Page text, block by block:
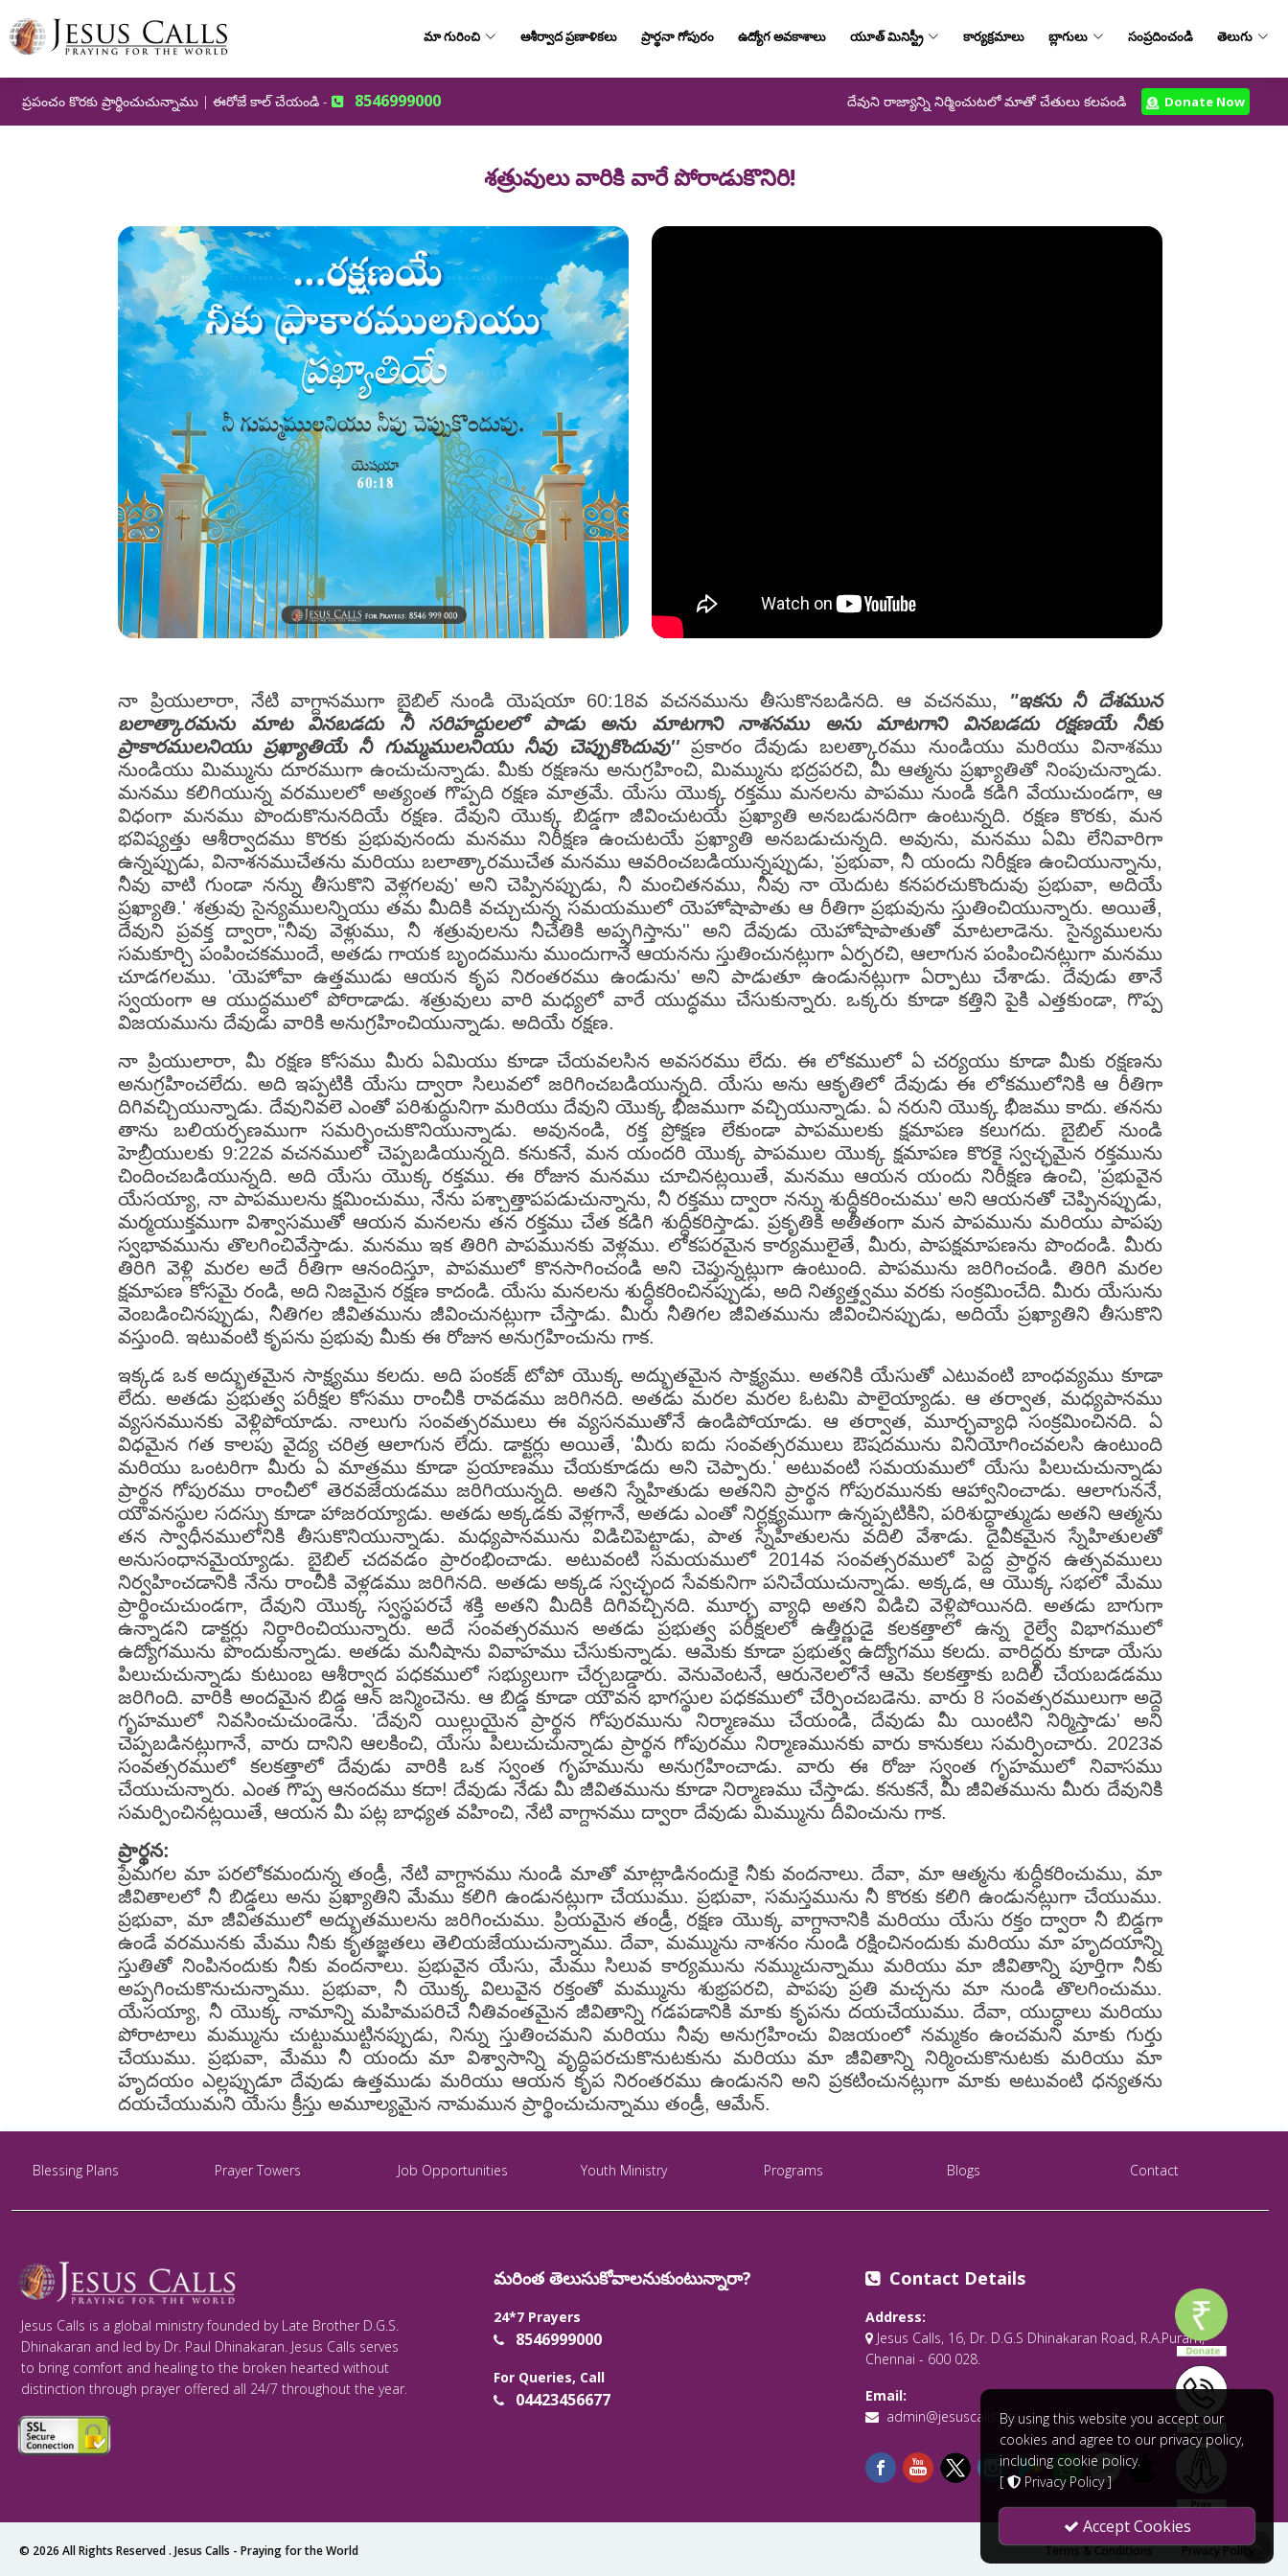
మా గురించి ఆశీర్వాద ప్రణాళికలు ప్రార్థనా గోపురం ఉద్యోగ అవకాశాలు యూత్‌ మినిస్ట్రీ కార్యక్రమాలు బ్లాగులు సంప్రదించండి తెలుగు
ప్రపంచం కొరకు ప్రార్థించుచున్నాము | ఈరోజే కాల్ చేయండి - 8546999000 దేవుని రాజ్యాన్ని నిర్మించుటలో మాతో చేతులు కలపండి Donate Now
శత్రువులు వారికి వారే పోరాడుకొనిరి!
నా ప్రియులారా, నేటి వాగ్దానముగా బైబిల్ నుండి యెషయా 60:18వ వచనమును తీసుకొనబడినది. ఆ వచనము, "ఇకను నీ దేశమున
బలాత్కారమను మాట వినబడదు నీ సరిహద్దులలో పాడు అను మాటగాని నాశనము అను మాటగాని వినబడదు రక్షణయే నీకు
ప్రాకారములనియు ప్రఖ్యాతియే నీ గుమ్మములనియు నీవు చెప్పుకొందువు''ప్రకారం దేవుడు బలత్కారము నుండియు మరియు వినాశము
నుండియు మిమ్మును దూరముగా ఉంచుచున్నాడు. మీకు రక్షణను అనుగ్రహించి, మిమ్మును భద్రపరచి, మీ ఆత్మను ప్రఖ్యాతితో నింపుచున్నాడు.
మనము కలిగియున్న వరములలో అత్యంత గొప్పది రక్షణ మాత్రమే. యేసు యొక్క రక్తము మనలను పాపము నుండి కడిగి వేయుచుండగా, ఆ
విధంగా మనము పొందుకొనునదియే రక్షణ. దేవుని యొక్క బిడ్డగా జీవించుటయే ప్రఖ్యాతి అనబడునదిగా ఉంటున్నది. రక్షణ కొరకు, మన
భవిష్యత్తు ఆశీర్వాదము కొరకు ప్రభువునందు మనము నిరీక్షణ ఉంచుటయే ప్రఖ్యాతి అనబడుచున్నది. అవును, మనము ఏమి లేనివారిగా
ఉన్నప్పుడు, వినాశనముచేతను మరియు బలాత్కారముచేత మనము ఆవరించబడియున్నప్పుడు, 'ప్రభువా, నీ యందు నిరీక్షణ ఉంచియున్నాను,
నీవు వాటి గుండా నన్ను తీసుకొని వెళ్లగలవు' అని చెప్పినప్పుడు, నీ మంచితనము, నీవు నా యెదుట కనపరచుకొందువు ప్రభువా, అదియే
ప్రఖ్యాతి.' శత్రువు సైన్యములన్నియు తమ మీదికి వచ్చుచున్న సమయములో యెహోషాపాతు ఆ రీతిగా ప్రభువును స్తుతించియున్నారు. అయితే,
దేవుని ప్రవక్త ద్వారా,"నీవు వెళ్లుము, నీ శత్రువులను నీచేతికి అప్పగిస్తాను'' అని దేవుడు యెహోషాపాతుతో మాటలాడెను. సైన్యములను
సమకూర్చి పంపించకముందే, అతడు గాయక బృందమును ముందుగానే ఆయనను స్తుతించునట్లుగా ఏర్పరచి, ఆలాగున పంపించినట్లుగా మనము
చూడగలము. 'యెహోవా ఉత్తముడు ఆయన కృప నిరంతరము ఉండును' అని పాడుతూ ఉండునట్లుగా ఏర్పాటు చేశాడు. దేవుడు తానే
స్వయంగా ఆ యుద్ధములో పోరాడాడు. శత్రువులు వారి మధ్యలో వారే యుద్ధము చేసుకున్నారు. ఒక్కరు కూడా కత్తిని పైకి ఎత్తకుండా, గొప్ప
విజయమును దేవుడు వారికి అనుగ్రహించియున్నాడు. అదియే రక్షణ.
నా ప్రియులారా, మీ రక్షణ కోసము మీరు ఏమియు కూడా చేయవలసిన అవసరము లేదు. ఈ లోకములో ఏ చర్యయు కూడా మీకు రక్షణను
అనుగ్రహించలేదు. అది ఇప్పటికి యేసు ద్వారా సిలువలో జరిగించబడియున్నది. యేసు అను ఆకృతిలో దేవుడు ఈ లోకములోనికి ఆ రీతిగా
దిగివచ్చియున్నాడు. దేవునివలె ఎంతో పరిశుద్ధునిగా మరియు దేవుని యొక్క భీజముగా వచ్చియున్నాడు. ఏ నరుని యొక్క భీజము కాదు. తనను
తాను బలియర్పణముగా సమర్పించుకొనియున్నాడు. అవునండి, రక్త ప్రోక్షణ లేకుండా పాపములకు క్షమాపణ కలుగదు. బైబిల్ నుండి
హెబ్రీయులకు 9:22వ వచనములో చెప్పబడియున్నది. కనుకనే, మన యందరి యొక్క పాపముల యొక్క క్షమాపణ కొరకై స్వచ్ఛమైన రక్తమును
చిందించబడియున్నది. అది యేసు యొక్క రక్తము. ఈ రోజున మనము చూచినట్లయితే, మనము ఆయన యందు నిరీక్షణ ఉంచి, 'ప్రభువైన
యేసయ్యా, నా పాపములను క్షమించుము, నేను పశ్చాత్తాపపడుచున్నాను, నీ రక్తము ద్వారా నన్ను శుద్ధీకరించుము' అని ఆయనతో చెప్పినప్పుడు,
మర్మయుక్తముగా విశ్వాసముతో ఆయన మనలను తన రక్తము చేత కడిగి శుద్ధీకరిస్తాడు. ప్రకృతికి అతీతంగా మన పాపమును మరియు పాపపు
స్వభావమును తొలగించివేస్తాడు. మనము ఇక తిరిగి పాపమునకు వెళ్లము. లోకపరమైన కార్యములైతే, మీరు, పాపక్షమాపణను పొందండి. మీరు
తిరిగి వెళ్లి మరల అదే రీతిగా ఆనందిస్తూ, పాపములో కొనసాగించండి అని చెప్తున్నట్లుగా ఉంటుంది. పాపమును జరిగించండి. తిరిగి మరల
క్షమాపణ కోసమై రండి, అది నిజమైన రక్షణ కాదండి. యేసు మనలను శుద్ధీకరించినప్పుడు, అది నిత్యత్త్వము వరకు సంక్రమించేది. మీరు యేసును
వెంబడించినప్పుడు, నీతిగల జీవితమును జీవించునట్లుగా చేస్తాడు. మీరు నీతిగల జీవితమును జీవించినప్పుడు, అదియే ప్రఖ్యాతిని తీసుకొని
వస్తుంది. ఇటువంటి కృపను ప్రభువు మీకు ఈ రోజున అనుగ్రహించును గాక.
ఇక్కడ ఒక అద్భుతమైన సాక్ష్యము కలదు. అది పంకజ్ టోపో యొక్క అద్భుతమైన సాక్ష్యము. అతనికి యేసుతో ఎటువంటి బాంధవ్యము కూడా
లేదు. అతడు ప్రభుత్వ పరీక్షల కోసము రాంచీకి రావడము జరిగినది. అతడు మరల మరల ఓటమి పాలైయ్యాడు. ఆ తర్వాత, మధ్యపానము
వ్యసనమునకు వెళ్లిపోయాడు. నాలుగు సంవత్సరములు ఈ వ్యసనముతోనే ఉండిపోయాడు. ఆ తర్వాత, మూర్ఛవ్యాధి సంక్రమించినది. ఏ
విధమైన గత కాలపు వైద్య చరిత్ర ఆలాగున లేదు. డాక్టర్లు అయితే, 'మీరు ఐదు సంవత్సరములు ఔషదమును వినియోగించవలసి ఉంటుంది
మరియు ఒంటరిగా మీరు ఏ మాత్రము కూడా ప్రయాణము చేయకూడదు అని చెప్పారు.' అటువంటి సమయములో యేసు పిలుచుచున్నాడు
ప్రార్థన గోపురము రాంచీలో తెరవజేయడము జరిగియున్నది. అతని స్నేహితుడు అతనిని ప్రార్థన గోపురమునకు ఆహ్వానించాడు. ఆలాగుననే,
యౌవనస్థుల సదస్సు కూడా హాజరయ్యాడు. అతడు అక్కడకు వెళ్లగానే, అతడు ఎంతో నిర్లక్ష్యముగా ఉన్నప్పటికిని, పరిశుద్ధాత్ముడు అతని ఆత్మను
తన స్వాధీనములోనికి తీసుకొనియున్నాడు. మధ్యపానమును విడిచిపెట్టాడు, పాత స్నేహితులను వదిలి వేశాడు. దైవీకమైన స్నేహితులతో
అనుసంధానమైయ్యాడు. బైబిల్ చదవడం ప్రారంభించాడు. అటువంటి సమయములో 2014వ సంవత్సరములో పెద్ద ప్రార్థన ఉత్సవములు
నిర్వహించడానికి నేను రాంచీకి వెళ్లడము జరిగినది. అతడు అక్కడ స్వచ్ఛంద సేవకునిగా పనిచేయుచున్నాడు. అక్కడ, ఆ యొక్క సభలో మేము
ప్రార్థించుచుండగా, దేవుని యొక్క స్వస్థపరచే శక్తి అతని మీదికి దిగివచ్చినది. మూర్ఛ వ్యాధి అతని విడిచి వెళ్లిపోయినది. అతడు బాగుగా
ఉన్నాడని డాక్టర్లు నిర్ధారించియున్నారు. అదే సంవత్సరమున అతడు ప్రభుత్వ పరీక్షలలో ఉత్తీర్ణుడై కలకత్తాలో ఉన్న రైల్వే విభాగములో
ఉద్యోగమును పొందుకున్నాడు. అతడు మనీషాను వివాహము చేసుకున్నాడు. ఆమెకు కూడా ప్రభుత్వ ఉద్యోగము కలదు. వారిద్దరు కూడా యేసు
పిలుచుచున్నాడు కుటుంబ ఆశీర్వాద పధకములో సభ్యులుగా చేర్చబడ్డారు. వెనువెంటనే, ఆరునెలలోనే ఆమె కలకత్తాకు బదిలీ చేయబడడము
జరిగింది. వారికి అందమైన బిడ్డ ఆన్ జన్మించెను. ఆ బిడ్డ కూడా యౌవన భాగస్థుల పధకములో చేర్పించబడెను. వారు 8 సంవత్సరములుగా అద్దె
గృహములో నివసించుచుండెను. 'దేవుని యిల్లుయైన ప్రార్థన గోపురమును నిర్మాణము చేయండి, దేవుడు మీ యింటిని నిర్మిస్తాడు' అని
చెప్పబడినట్లుగానే, వారు దానిని ఆలకించి, యేసు పిలుచుచున్నాడు ప్రార్థన గోపురము నిర్మాణమునకు వారు కానుకలు సమర్పించారు. 2023వ
సంవత్సరములో కలకత్తాలో దేవుడు వారికి ఒక స్వంత గృహమును అనుగ్రహించాడు. వారు ఈ రోజు స్వంత గృహములో నివాసము
చేయుచున్నారు. ఎంత గొప్ప ఆనందము కదా! దేవుడు నేడు మీ జీవితమును కూడా నిర్మాణము చేస్తాడు. కనుకనే, మీ జీవితమును మీరు దేవునికి
సమర్పించినట్లయితే, ఆయన మీ పట్ల బాధ్యత వహించి, నేటి వాగ్దానము ద్వారా దేవుడు మిమ్మును దీవించును గాక.
ప్రార్థన:
ప్రేమగల మా పరలోకమందున్న తండ్రీ, నేటి వాగ్దానము నుండి మాతో మాట్లాడినందుకై నీకు వందనాలు. దేవా, మా ఆత్మను శుద్ధీకరించుము, మా
జీవితాలలో నీ బిడ్డలు అను ప్రఖ్యాతిని మేము కలిగి ఉండునట్లుగా చేయుము. ప్రభువా, సమస్తమును నీ కొరకు కలిగి ఉండునట్లుగా చేయుము.
ప్రభువా, మా జీవితములో అద్భుతములను జరిగించుము. ప్రియమైన తండ్రీ, రక్షణ యొక్క వాగ్దానానికి మరియు యేసు రక్తం ద్వారా నీ బిడ్డగా
ఉండే వరమునకు మేము నీకు కృతజ్ఞతలు తెలియజేయుచున్నాము. దేవా, మమ్మును నాశనం నుండి రక్షించినందుకు మరియు మా హృదయాన్ని
స్తుతితో నింపినందుకు నీకు వందనాలు. ప్రభువైన యేసు, మేము సిలువ కార్యమును నమ్ముచున్నాము మరియు మా జీవితాన్ని పూర్తిగా నీకు
అప్పగించుకొనుచున్నాము. ప్రభువా, నీ యొక్క విలువైన రక్తంతో మమ్మును శుభ్రపరచి, పాపపు ప్రతి మచ్చను మా నుండి తొలగించుము.
యేసయ్యా, నీ యొక్క నామాన్ని మహిమపరిచే నీతివంతమైన జీవితాన్ని గడపడానికి మాకు కృపను దయచేయుము. దేవా, యుద్ధాలు మరియు
పోరాటాలు మమ్మును చుట్టుముట్టినప్పుడు, నిన్ను స్తుతించమని మరియు నీవు అనుగ్రహించు విజయంలో నమ్మకం ఉంచమని మాకు గుర్తు
చేయుము. ప్రభువా, మేము నీ యందు మా విశ్వాసాన్ని వృద్ధిపరచుకొనుటకును మరియు మా జీవితాన్ని నిర్మించుకొనుటకు మరియు మా
హృదయం ఎల్లప్పుడూ దేవుడు ఉత్తముడు మరియు ఆయన కృప నిరంతరము ఉండునని అని ప్రకటించునట్లుగా మాకు అటువంటి ధన్యతను
దయచేయుమని యేసు క్రీస్తు అమూల్యమైన నామమున ప్రార్థించుచున్నాము తండ్రీ, ఆమేన్.
Blessing Plans Prayer Towers Job Opportunities Youth Ministry Programs Blogs Contact
Jesus Calls is a global ministry founded by Late Brother D.G.S.
Dhinakaran and led by Dr. Paul Dhinakaran. Jesus Calls serves
to bring comfort and healing to the broken hearted without
distinction through prayer offered all 24/7 throughout the year.
మరింత తెలుసుకోవాలనుకుంటున్నారా?
24*7 Prayers
8546999000
For Queries, Call
04423456677
Contact Details
Address:
Jesus Calls, 16, Dr. D.G.S Dhinakaran Road, R.A.Puram,
Chennai - 600 028.
Email:
admin@jesuscalls.org
© 2026 All Rights Reserved . Jesus Calls - Praying for the World Terms & Conditions Privacy Policy
By using this website you accept our
cookies and agree to our privacy policy,
including cookie policy.
[
Privacy Policy]
Accept Cookies